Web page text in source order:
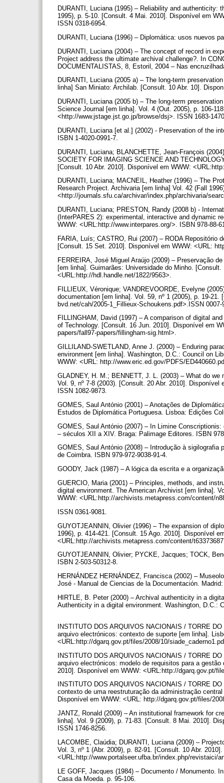
DURANTI, Luciana (1995) – Reliability and
1995), p. 5-10. [Consult. 4 Mai. 2010]. Disponível em
ISSN 0318-6954.
DURANTI, Luciana (1996) – Diplomática: usos nuevos
DURANTI, Luciana (2004) – The concept of record in
Project address the ultimate archival challenge?. In
DOCUMENTALISTAS, 8, Estoril, 2004 – Nas
DURANTI, Luciana (2005 a) – The long-term
linha] San Miniato: Archilab. [Consult. 10 Abr. 10].
DURANTI, Luciana (2005 b) – The long-term
Science Journal [em linha]. Vol. 4 (Out. 2005), p. 106-
<http://www.jstage.jst.go.jp/browse/dsj>. ISSN 1683-
DURANTI, Luciana [et al.] (2002) - Preservation of the
ISBN 1-4020-0991-7.
DURANTI, Luciana; BLANCHETTE, Jean-François
SOCIETY FOR IMAGING SCIENCE AND
[Consult. 10 Abr. 2010]. Disponível em WWW:
DURANTI, Luciana; MACNEIL, Heather (1996) – The
Research Project. Archivaria [em linha] Vol. 42 (Fall
<http://journals.sfu.ca/archivar/index.php/archivaria/
DURANTI, Luciana; PRESTON, Randy (2008 b) -
(InterPARES 2): experimental, interactive and dynamic
WWW: <URL:http://www.interpares.org/>. ISBN 978-88-
FARIA, Luís; CASTRO, Rui (2007) – RODA
[Consult. 15 Set. 2010]. Disponível em WWW: <URL:
FERREIRA, José Miguel Araújo (2009) – Preservação
[em linha]. Guimarães: Universidade do Minho.
<URL:http://hdl.handle.net/1822/9563>.
FILLIEUX, Véronique; VANDREVOORDE, Evelyne
documentation [em linha]. Vol. 59, nº 1 (2005), p. 19-
bvd.net/cah/2005-1_Fillieux-Schoukens.pdf>.ISSN
FILLINGHAM, David (1997) – A comparison of digital
of Technology. [Consult. 16 Jun. 2010]. Disponível em
papers/fall97-papers/fillingham-sig.html>.
GILLILAND-SWETLAND, Anne J. (2000) – Enduring
environment [em linha]. Washington, D.C.: Council on
WWW: <URL: http://www.eric.ed.gov/PDFS/
GLADNEY, H. M.; BENNETT, J. L. (2003) – What do
Vol. 9, nº 7-8 (2003). [Consult. 20 Abr. 2010].
ISSN 1082-9873.
GOMES, Saul António (2001) – Anotações de
Estudos de Diplomática Portuguesa. Lisboa: Edições
GOMES, Saul António (2007) – In Limine
– séculos XII a XIV. Braga: Palimage Editores. ISBN
GOMES, Saul António (2008) – Introdução à sigilografia
de Coimbra. ISBN 979-972-9038-91-4.
GOODY, Jack (1987) – A lógica da escrita e a
GUERCIO, Maria (2001) – Principles, methods, and
digital environment. The American Archivist [em linha].
WWW: <URL:http://archivists.metapress.com/content/
ISSN 0361-9081.
GUYOTJEANNIN, Olivier (1996) – The expansion of
1996), p. 414-421. [Consult. 15 Ago. 2010]. Disponível
<URL:http://archivists.metapress.com/content/
GUYOTJEANNIN, Olivier; PYCKE, Jacques; TOCK,
ISBN 2-503-50312-8.
HERNÁNDEZ HERNÁNDEZ, Francisca (2002) –
José - Manual de Ciencias de la Documentación.
HIRTLE, B. Peter (2000) – Archival authenticity in a
Authenticity in a digital environment. Washington, D.C.:
INSTITUTO DOS ARQUIVOS NACIONAIS / TORRE
arquivo electrónicos: contexto de suporte [em linha].
<URL:http://dgarq.gov.pt/files/2008/10/
INSTITUTO DOS ARQUIVOS NACIONAIS / TORRE
arquivo electrónicos: modelo de requisitos para a
2010]. Disponível em WWW: <URL:http://dgarq.gov.pt/
INSTITUTO DOS ARQUIVOS NACIONAIS / TORRE
contexto de uma reestruturação da administração
Disponível em WWW: <URL: http://dgarq.gov.pt/files/
JANTZ, Ronald (2009) – An institutional framework for
linha]. Vol. 9 (2009), p. 71-83. [Consult. 8 Mai. 2010].
ISSN 1746-8256.
LACOMBE, Claúdia; DURANTI, Luciana (2009) –
Vol. 3, nº 1 (Abr. 2009), p. 82-91. [Consult. 10 Abr.
<URL:http://www.portalseer.ufba.br/index.php/revistaici/
LE GOFF, Jacques (1984) – Documento / Monumento.
Casa da Moeda. p. 95-106.